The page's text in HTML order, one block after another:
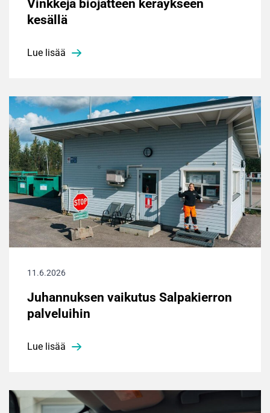
Vinkkejä biojätteen keräykseen
kesällä
Lue lisää
11.6.2026
Juhannuksen vaikutus Salpakierron
palveluihin
Lue lisää